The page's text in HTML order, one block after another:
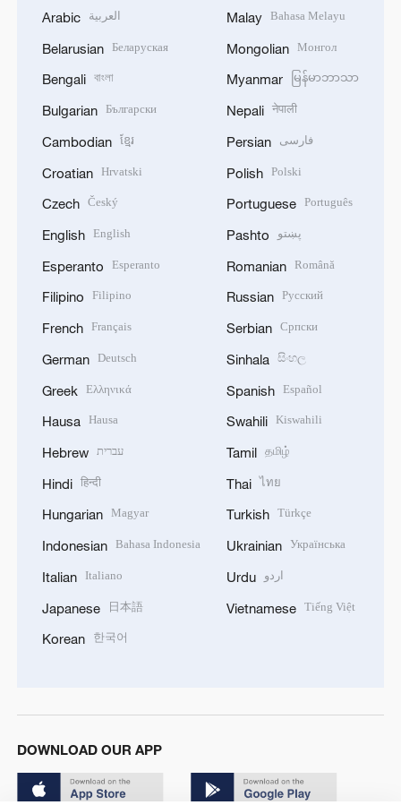
Arabic العربية
Belarusian Беларуская
Bengali বাংলা
Bulgarian Български
Cambodian ខ្មែរ
Croatian Hrvatski
Czech Český
English English
Esperanto Esperanto
Filipino Filipino
French Français
German Deutsch
Greek Ελληνικά
Hausa Hausa
Hebrew עברית
Hindi हिन्दी
Hungarian Magyar
Indonesian Bahasa Indonesia
Italian Italiano
Japanese 日本語
Korean 한국어
Malay Bahasa Melayu
Mongolian Монгол
Myanmar မြန်မာဘာသာ
Nepali नेपाली
Persian فارسی
Polish Polski
Portuguese Português
Pashto پښتو
Romanian Română
Russian Русский
Serbian Српски
Sinhala සිංහල
Spanish Español
Swahili Kiswahili
Tamil தமிழ்
Thai ไทย
Turkish Türkçe
Ukrainian Українська
Urdu اردو
Vietnamese Tiếng Việt
DOWNLOAD OUR APP